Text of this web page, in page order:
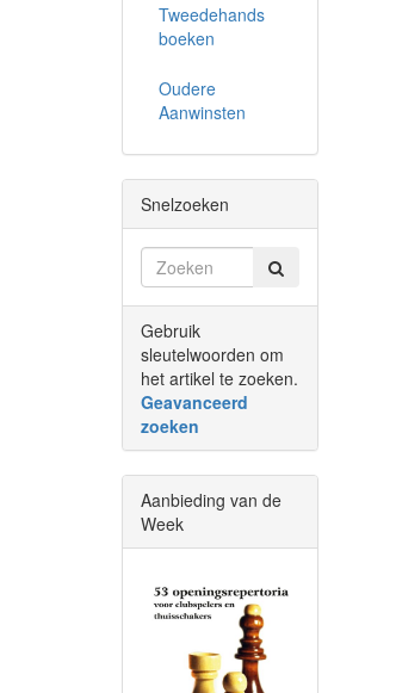
Tweedehands
boeken
Oudere
Aanwinsten
Snelzoeken
Gebruik
sleutelwoorden om
het artikel te zoeken.
Geavanceerd
zoeken
Aanbieding van de
Week